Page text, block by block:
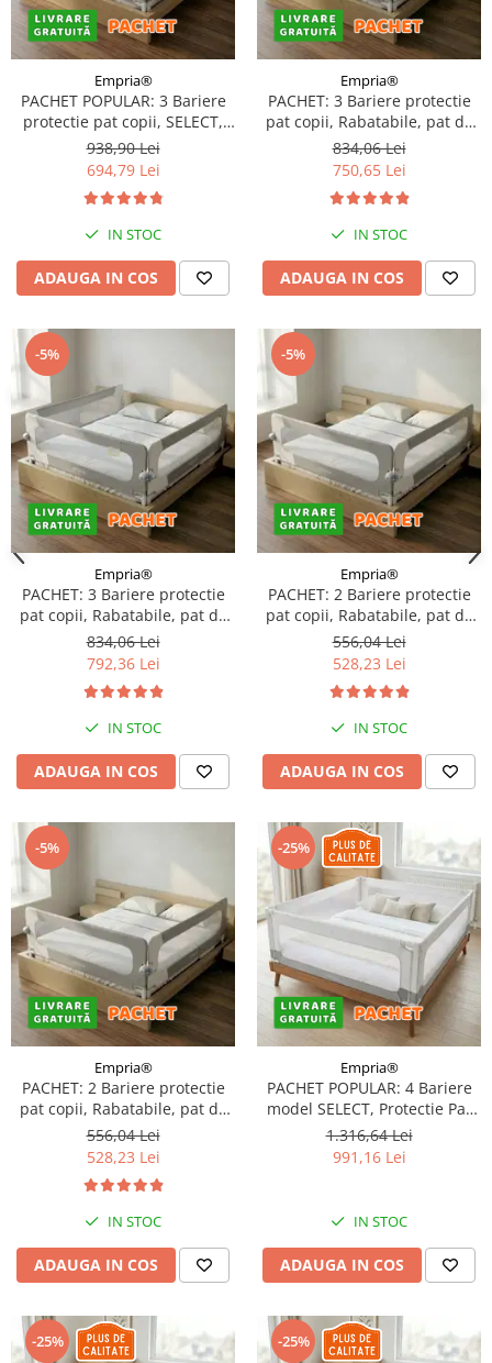
Empria®
PACHET POPULAR: 3 Bariere
protectie pat copii, SELECT,
200x200 cm
938,90 Lei
694,79 Lei
IN STOC
ADAUGA IN COS
Empria®
PACHET: 3 Bariere protectie
pat copii, Rabatabile, pat de
160x200 cm
834,06 Lei
750,65 Lei
IN STOC
ADAUGA IN COS
-5%
Empria®
PACHET: 3 Bariere protectie
pat copii, Rabatabile, pat de
200x200 cm
834,06 Lei
792,36 Lei
IN STOC
ADAUGA IN COS
-5%
Empria®
PACHET: 2 Bariere protectie
pat copii, Rabatabile, pat de
160x200 cm
556,04 Lei
528,23 Lei
IN STOC
ADAUGA IN COS
-5%
Empria®
PACHET: 2 Bariere protectie
pat copii, Rabatabile, pat de
200x200 cm
556,04 Lei
528,23 Lei
IN STOC
ADAUGA IN COS
-25%
Empria®
PACHET POPULAR: 4 Bariere
model SELECT, Protectie Pat
140x200 cm, Transformabile
in Tarc de joaca
1.316,64 Lei
991,16 Lei
IN STOC
ADAUGA IN COS
-25% -25%